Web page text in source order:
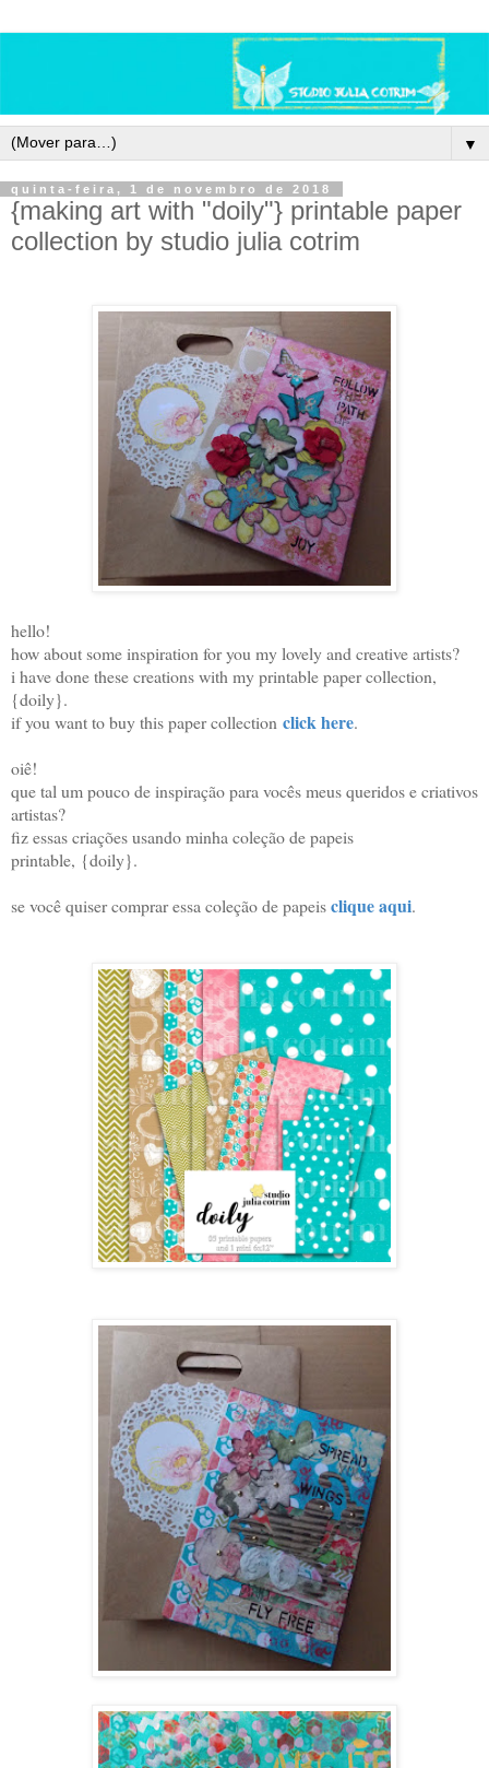
▼
quinta-feira, 1 de novembro de 2018
{making art with "doily"} printable paper
collection by studio julia cotrim
hello!
how about some inspiration for you my lovely and creative artists?
i have done these creations with my printable paper collection,
{doily}.
if you want to buy this paper collection click here.
oiê!
que tal um pouco de inspiração para vocês meus queridos e criativos
artistas?
fiz essas criações usando minha coleção de papeis
printable, {doily}.
se você quiser comprar essa coleção de papeisclique aqui.